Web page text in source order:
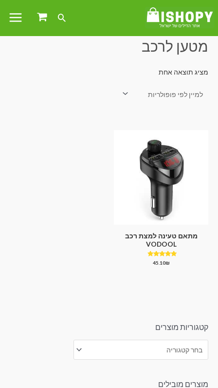
קטגוריות מוצרים
מוצרים מובילים
עמוד הבית/ מוצרים המתויגים “מטען לרכב”
מטען לרכב
מציג תוצאה אחת
מתאם טעינה למצת רכב
VODOOL
דורג
45.10₪